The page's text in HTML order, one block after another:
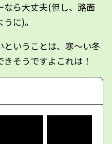
なら大丈夫(但し、路面
に)。
いうことは、寒〜い冬
そうですよこれは！